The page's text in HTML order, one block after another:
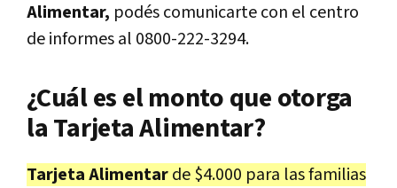
Alimentar, podés comunicarte con el centro
de informes al 0800-222-3294.
¿Cuál es el monto que otorga
la Tarjeta Alimentar?
Tarjeta Alimentarde $4.000 para las familias